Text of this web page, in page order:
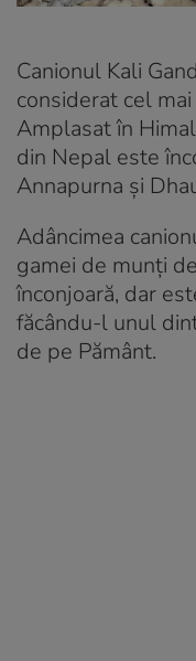
Canionul Kali
considerat cel
Amplasat în
din Nepal este
Annapurna și
Adâncimea
gamei de munți
înconjoară, dar
făcându-l unul
de pe Pământ.